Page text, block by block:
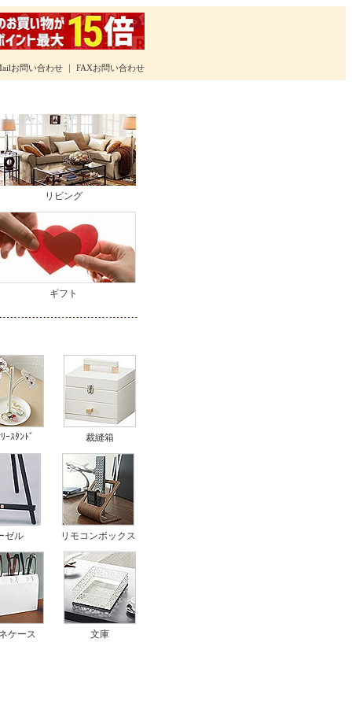
お問い合わせ｜ FAXお問い合わせ
リビング
ギフト
ｰｽﾀﾝﾄﾞ 裁縫箱
ゼル リモコンボックス
ケース 文庫